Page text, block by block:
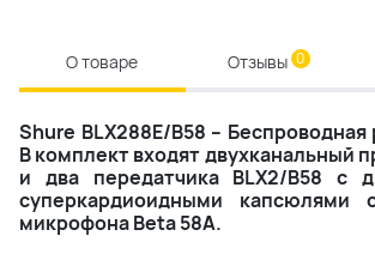
О товаре Отзывы 0
Shure BLX288E/B58 –
В комплект входят двухканальный
и два передатчика BLX2/B58 с
суперкардиоидными капсюлями
микрофона Beta 58A.